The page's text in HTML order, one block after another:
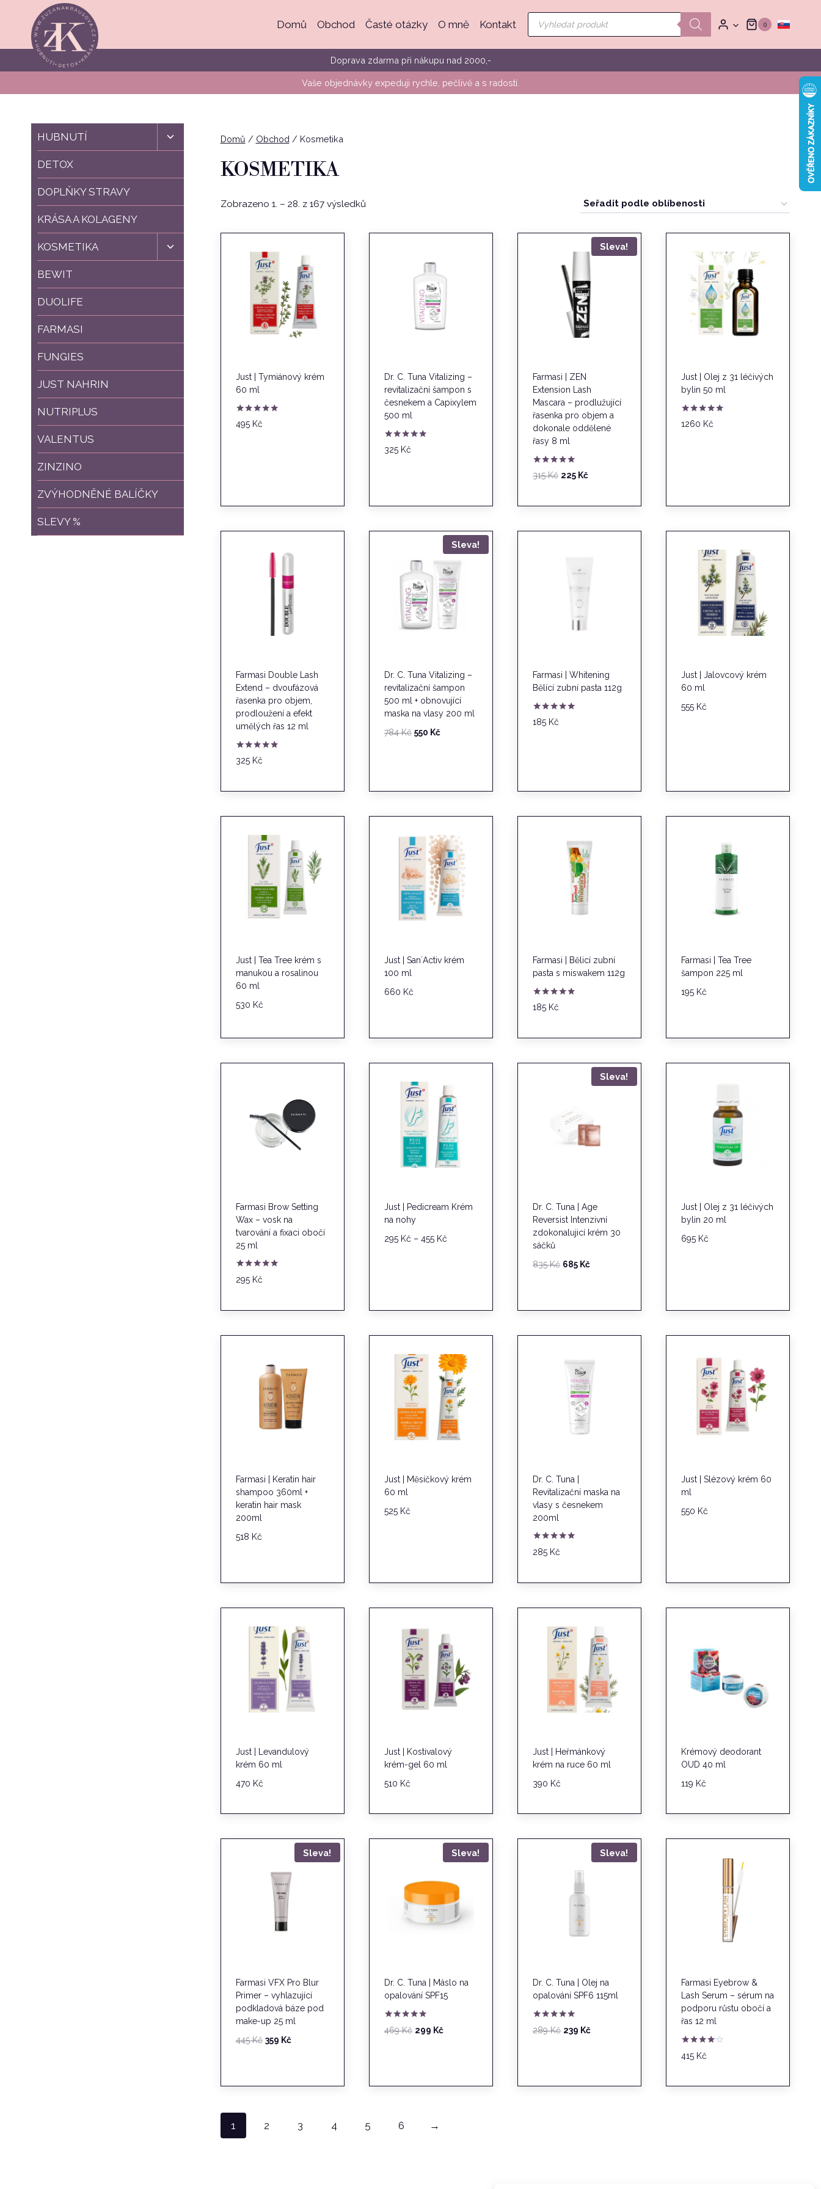
Přeskočit
Domů Obchod Časté otázky O mně Kontakt
Products
search
0
Doprava zdarma při nákupu nad 2000,-
Vaše objednávky expeduji rychle, pečlivě a s radostí.
Domů / Obchod / Kosmetika
KOSMETIKA
Zobrazeno 1. – 28. z 167 výsledkůSeřazeno
Just | Tymiánový krém
60 ml
Hodnocení
5.00
495 Kč
Dr. C. Tuna Vitalizing –
revitalizační šampon s
česnekem a Capixylem
500 ml
Hodnocení
5.00
325 Kč
Sleva!
Farmasi | ZEN
Extension Lash
Mascara – prodlužující
řasenka pro objem a
dokonale oddělené
řasy 8 ml
Hodnocení
5.00
315Kč Původní
225 KčAktuální
Just | Olej z 31 léčivých
bylin 50 ml
Hodnocení
5.00
1260 Kč
Farmasi Double Lash
Extend – dvoufázová
řasenka pro objem,
prodloužení a efekt
umělých řas 12 ml
Hodnocení
5.00
325 Kč
Sleva!
Dr. C. Tuna Vitalizing –
revitalizační šampon
500 ml + obnovující
maska na vlasy 200 ml
784Kč Původní
550 KčAktuální
Farmasi | Whitening
Bělící zubní pasta 112g
Hodnocení
5.00
185 Kč
Just | Jalovcový krém
60 ml
555 Kč
Just | Tea Tree krém s
manukou a rosalinou
60 ml
530 Kč
Just | San´Activ krém
100 ml
660 Kč
Farmasi | Bělicí zubní
pasta s miswakem 112g
Hodnocení
5.00
185 Kč
Farmasi | Tea Tree
šampon 225 ml
195 Kč
Farmasi Brow Setting
Wax – vosk na
tvarování a fixaci obočí
25 ml
Hodnocení
5.00
295 Kč
Just | Pedicream Krém
na nohy
295 Kč – 455 Kč
Sleva!
Dr. C. Tuna | Age
Reversist Intenzivní
zdokonalujicí krém 30
sáčků
835Kč Původní
685 KčAktuální
Just | Olej z 31 léčivých
bylin 20 ml
695 Kč
Farmasi | Keratin hair
shampoo 360ml +
keratin hair mask
200ml
518 Kč
Just | Měsíčkový krém
60 ml
525 Kč
Dr. C. Tuna |
Revitalizační maska na
vlasy s česnekem
200ml
Hodnocení
5.00
285 Kč
Just | Slézový krém 60
ml
550 Kč
Just | Levandulový
krém 60 ml
470 Kč
Just | Kostivalový
krém-gel 60 ml
510 Kč
Just | Heřmánkový
krém na ruce 60 ml
390 Kč
Krémový deodorant
OUD 40 ml
119 Kč
Sleva!
Farmasi VFX Pro Blur
Primer – vyhlazující
podkladová báze pod
make-up 25 ml
445Kč Původní
359 KčAktuální
Sleva!
Dr. C. Tuna | Máslo na
opalování SPF15
Hodnocení
5.00
469Kč Původní
299 KčAktuální
Sleva!
Dr. C. Tuna | Olej na
opalování SPF6 115ml
Hodnocení
5.00
289Kč Původní
239 KčAktuální
Farmasi Eyebrow &
Lash Serum – sérum na
podporu růstu obočí a
řas 12 ml
Hodnocení
4.00
415 Kč
1 2 3 4 5 6 →
HUBNUTÍ
Toggle
child
DETOX
DOPLŇKY STRAVY
KRÁSA A KOLAGENY
KOSMETIKA
Toggle
child
BEWIT
DUOLIFE
FARMASI
FUNGIES
JUST NAHRIN
NUTRIPLUS
VALENTUS
ZINZINO
ZVÝHODNĚNÉ BALÍČKY
SLEVY %